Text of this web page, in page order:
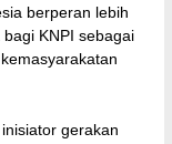
berperan lebih
KNPI sebagai
gerakan